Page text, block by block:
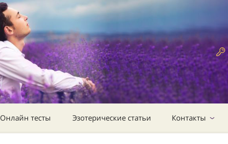
Онлайн тесты Эзотерические статьи Контакты